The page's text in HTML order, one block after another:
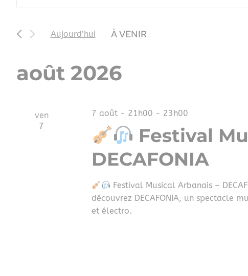
et
navigation
de
Évènements
clé.
Évènements
clé.
Aujourd’hui À VENIR
date.
août 2026
ven
7
Festival
DECAFONIA
7 août - 21h00 - 23h00
Festival Musical Arbanais –
découvrez DECAFONIA, un spectacle
et électro.